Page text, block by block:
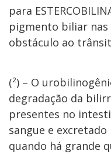
para
pigmento biliar nas
obstáculo ao
(²) – O
degradação da
presentes no
sangue e
quando há grande